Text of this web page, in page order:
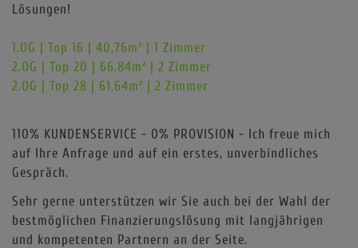
Lösungen!
1.OG | Top 16 | 40,76m² | 1 Zimmer
2.OG | Top 20 | 66,84m² | 2 Zimmer
2.OG | Top 28 | 61,64m² | 2 Zimmer
110% KUNDENSERVICE - 0% PROVISION - Ich freue mich
auf Ihre Anfrage und auf ein erstes, unverbindliches
Gespräch.
Sehr gerne unterstützen wir Sie auch bei der Wahl der
bestmöglichen Finanzierungslösung mit langjährigen
und kompetenten Partnern an der Seite.